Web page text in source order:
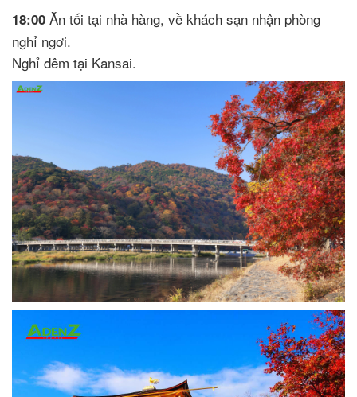
18:00 Ăn tối tại nhà hàng, về khách sạn nhận phòng
nghỉ ngơi.
Nghỉ đêm tại Kansai.